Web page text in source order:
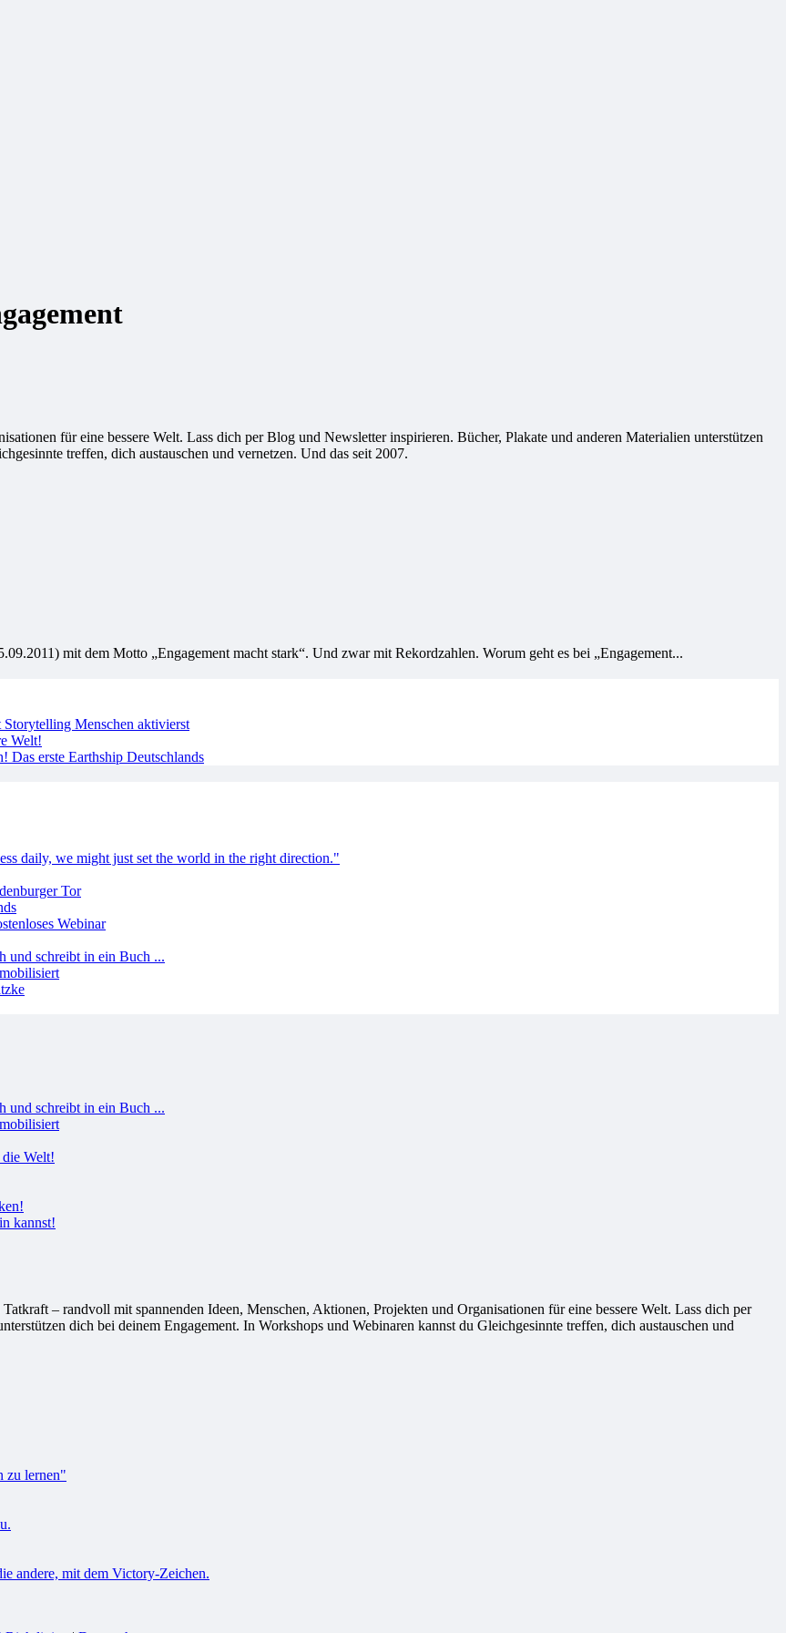
für eine bessere Welt. Lass dich per Blog und Newsletter inspirieren. Bücher, Plakate und anderen Materialien unterstützen
treffen, dich austauschen und vernetzen. Und das seit 2007.
mit dem Motto „Engagement macht stark“. Und zwar mit Rekordzahlen. Worum geht es bei „Engagement...
Menschen aktivierst
Welt!
Das erste Earthship Deutschlands
kannst!
– randvoll mit spannenden Ideen, Menschen, Aktionen, Projekten und Organisationen für eine bessere Welt. Lass dich per
dich bei deinem Engagement. In Workshops und Webinaren kannst du Gleichgesinnte treffen, dich austauschen und